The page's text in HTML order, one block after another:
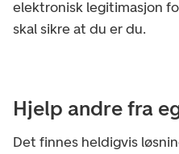
elektronisk legitimasjon
skal sikre at du er du.
Hjelp andre fra
Det finnes heldigvis